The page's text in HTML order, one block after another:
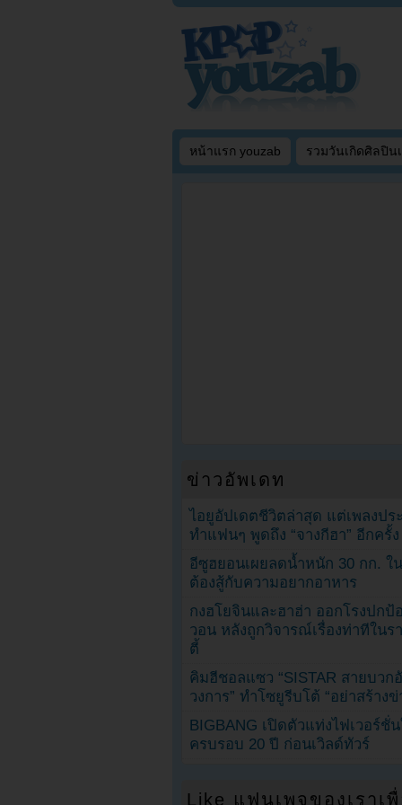
หน้าแรก youzab รวมวันเกิดศิลปิน
ข่าวอัพเดท
ไอยูอัปเดตชีวิตล่าสุด แต่เพลงป
ทำแฟนๆ พูดถึง “จางกีฮา” อีกครั้ง
อีซูฮยอนเผยลดน้ำหนัก 30 กก. ใ
ต้องสู้กับความอยากอาหาร
กงฮโยจินและฮาฮ่า ออกโรงปกป้
วอน หลังถูกวิจารณ์เรื่องท่าทีในร
ตี้
คิมฮีชอลแซว “SISTAR สายบวก
วงการ” ทำโซยูรีบโต้ “อย่าสร้างข่
BIGBANG เปิดตัวแท่งไฟเวอร์ชั่
ครบรอบ 20 ปี ก่อนเวิลด์ทัวร์
Like แฟนเพจของเราเ